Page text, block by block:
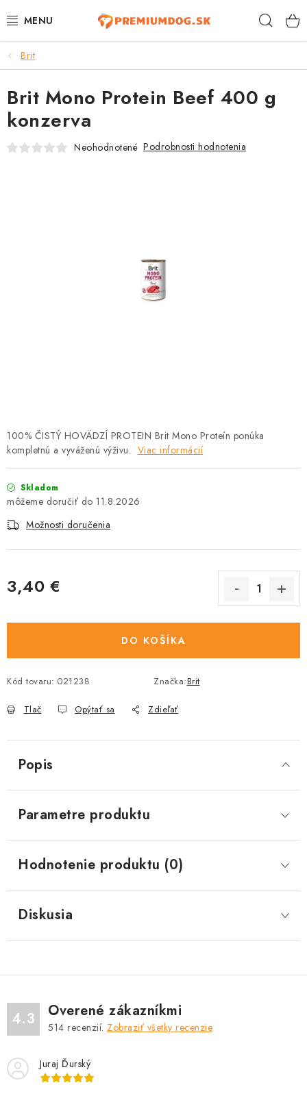
na
TOP 100 PRODUKTOV
NOVINKY
AKCIE
VONKAJŠIE VTÁCTVO
GELOREN KĽBOVÁ VÝŽIVA
CHOVATEĽSKÉ POTREBY
Brit
100% ČISTÝ HOVÄDZÍ PROTEIN Brit Mono Proteín ponúka
kompletnú a vyváženú výživu. Viac informácií
Skladom
11.8.2026
Možnosti doručenia
3,40 €
DO KOŠÍKA
Kód tovaru: 021238 Značka:Brit
Tlač Opýtať sa Zdieľať
Brit Mono Protein Beef 400 g
konzerva
Neohodnotené Podrobnosti hodnotenia
Popis
Parametre produktu
Hodnotenie produktu (0)
Diskusia
4.3 Overené zákazníkmi
514 recenzií. Zobraziť všetky recenzie
Juraj Ďurský